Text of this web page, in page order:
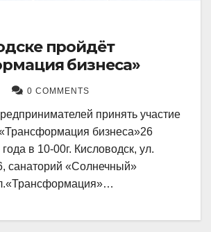
пройдёт
бизнеса»
0 COMMENTS
принять участие
бизнеса»26
в 10-00г. Кисловодск, ул.
санаторий «Солнечный»